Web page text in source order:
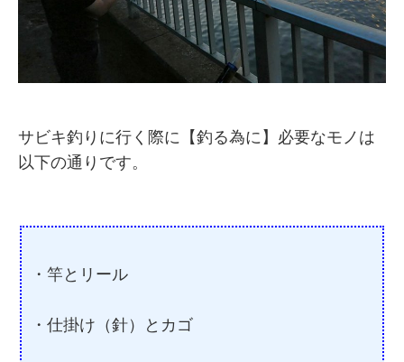
サビキ釣りに行く際に【釣る為に】必要なモノは
以下の通りです。
・竿とリール
・仕掛け（針）とカゴ